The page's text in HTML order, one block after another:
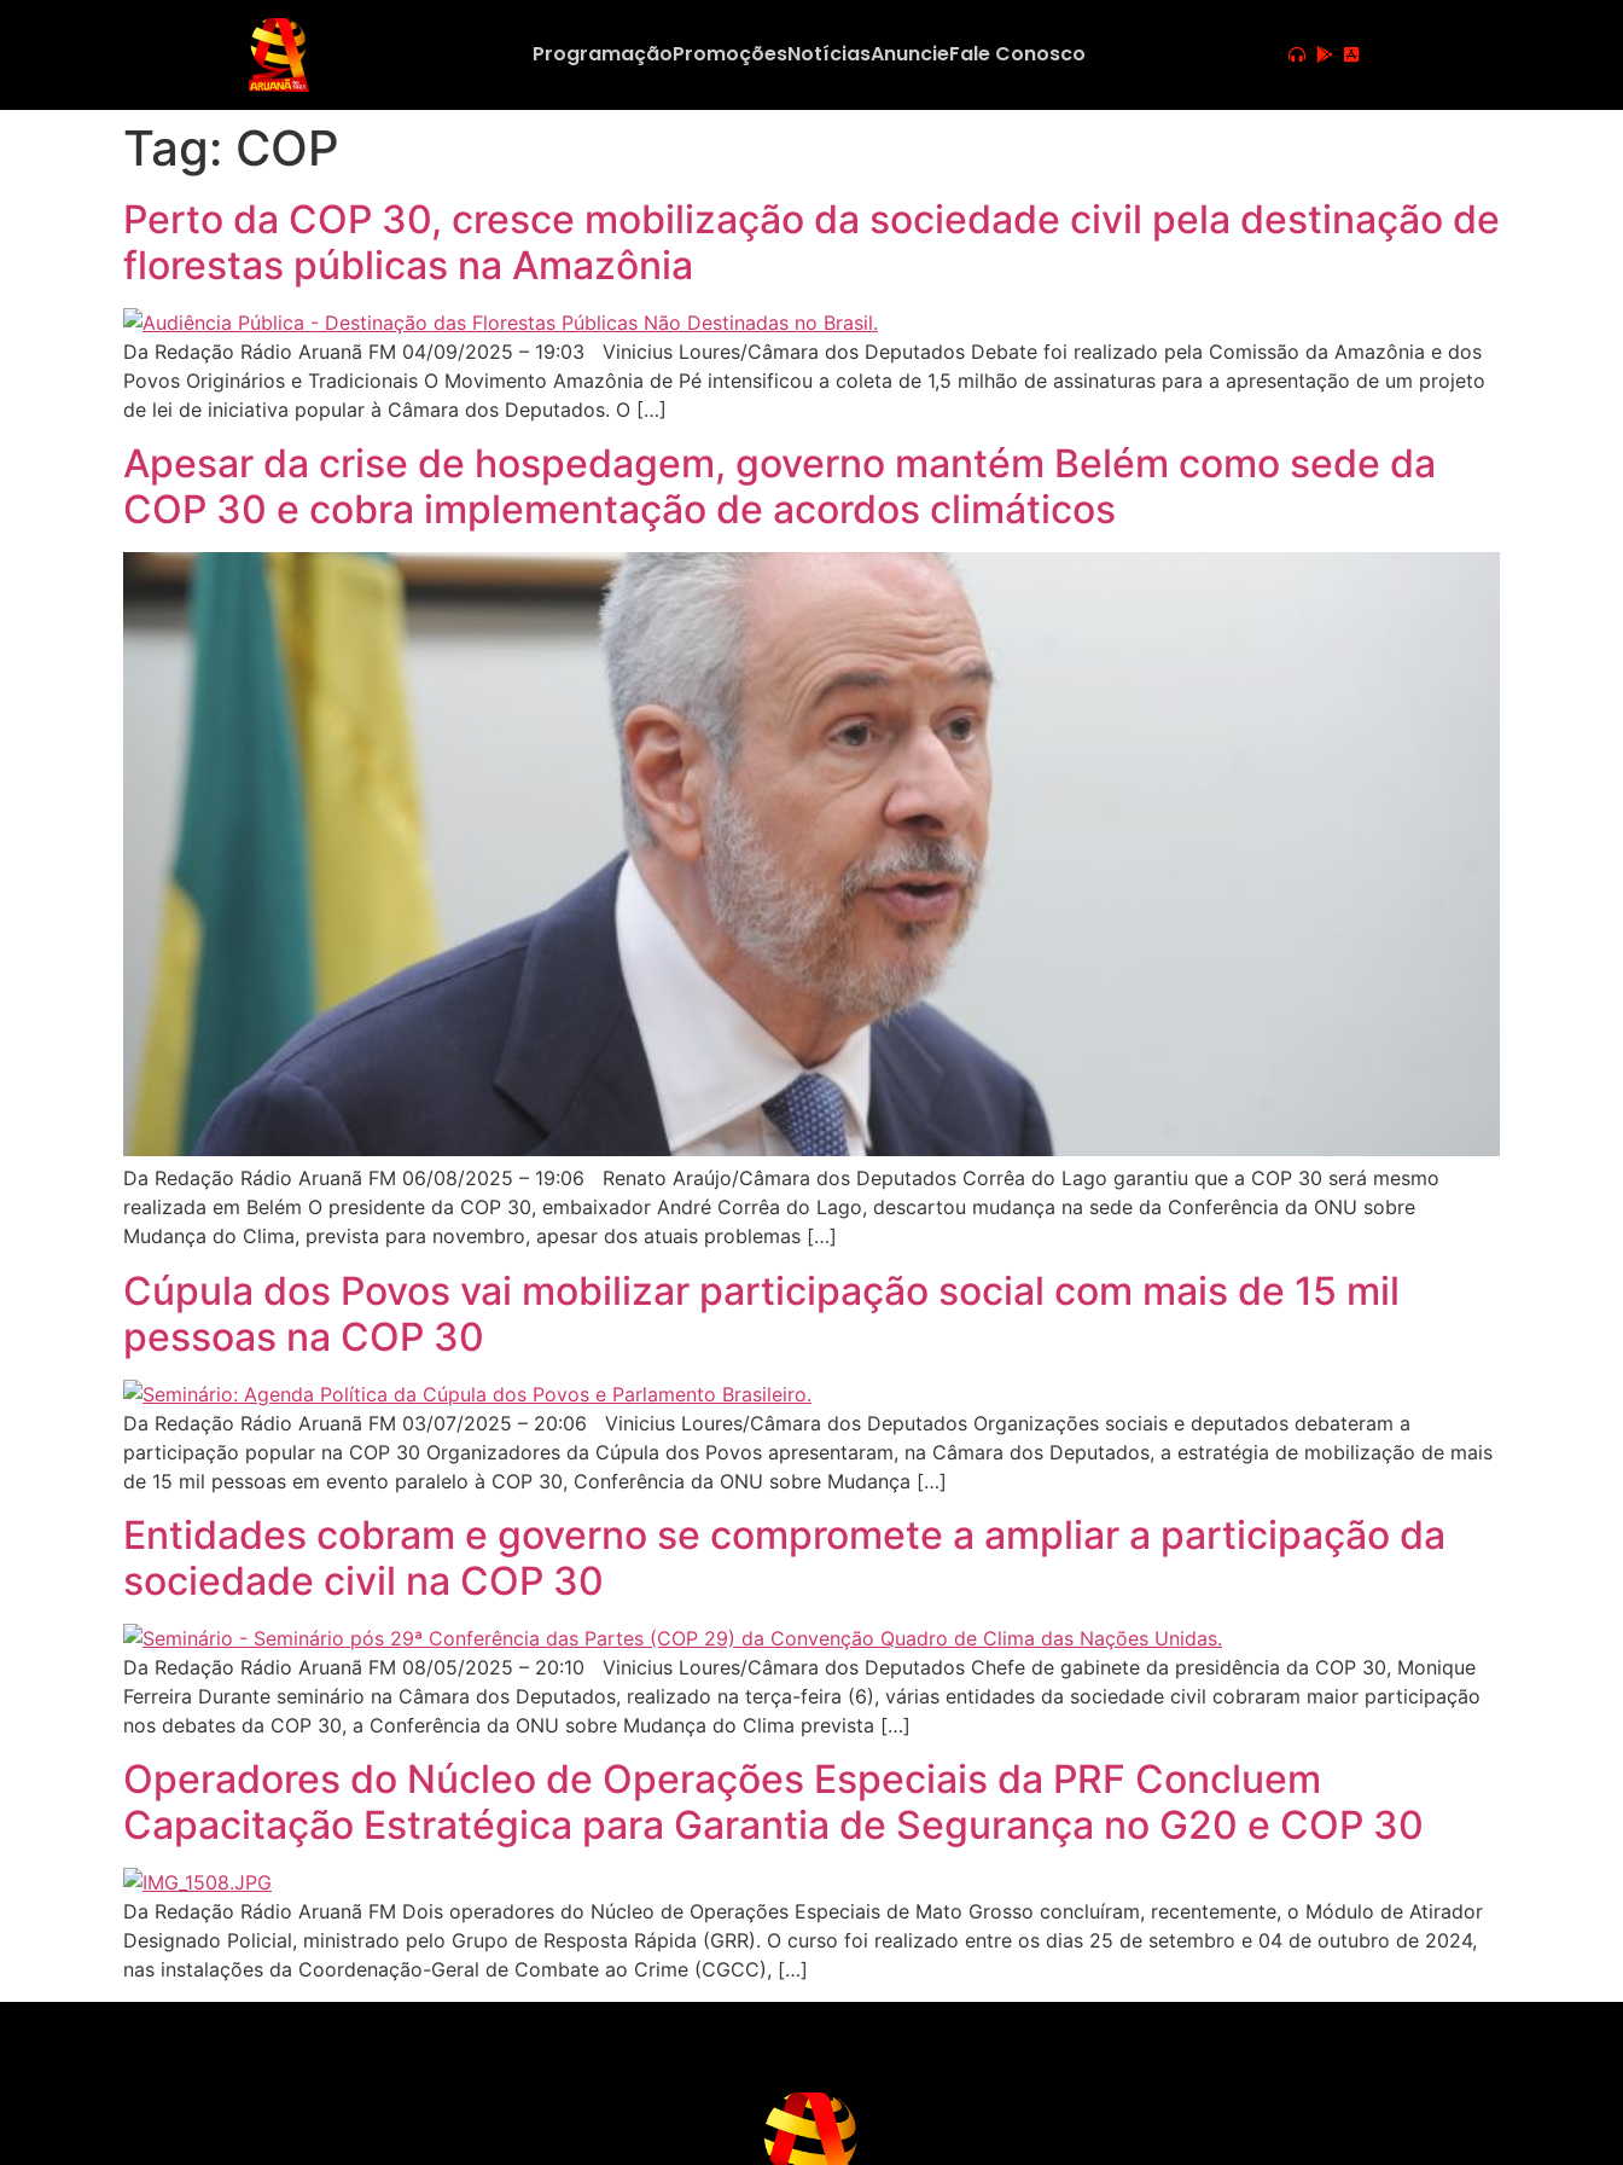
ProgramaçãoPromoçõesNotíciasAnuncieFale Conosco
Tag: COP
Perto da COP 30, cresce mobilização da sociedade civil pela destinação de
florestas públicas na Amazônia
Da Redação Rádio Aruanã FM 04/09/2025 – 19:03 Vinicius Loures/Câmara dos Deputados Debate foi realizado pela Comissão da Amazônia e dos
Povos Originários e Tradicionais O Movimento Amazônia de Pé intensificou a coleta de 1,5 milhão de assinaturas para a apresentação de um projeto
de lei de iniciativa popular à Câmara dos Deputados. O […]
Apesar da crise de hospedagem, governo mantém Belém como sede da
COP 30 e cobra implementação de acordos climáticos
Da Redação Rádio Aruanã FM 06/08/2025 – 19:06 Renato Araújo/Câmara dos Deputados Corrêa do Lago garantiu que a COP 30 será mesmo
realizada em Belém O presidente da COP 30, embaixador André Corrêa do Lago, descartou mudança na sede da Conferência da ONU sobre
Mudança do Clima, prevista para novembro, apesar dos atuais problemas […]
Cúpula dos Povos vai mobilizar participação social com mais de 15 mil
pessoas na COP 30
Da Redação Rádio Aruanã FM 03/07/2025 – 20:06 Vinicius Loures/Câmara dos Deputados Organizações sociais e deputados debateram a
participação popular na COP 30 Organizadores da Cúpula dos Povos apresentaram, na Câmara dos Deputados, a estratégia de mobilização de mais
de 15 mil pessoas em evento paralelo à COP 30, Conferência da ONU sobre Mudança […]
Entidades cobram e governo se compromete a ampliar a participação da
sociedade civil na COP 30
Da Redação Rádio Aruanã FM 08/05/2025 – 20:10 Vinicius Loures/Câmara dos Deputados Chefe de gabinete da presidência da COP 30, Monique
Ferreira Durante seminário na Câmara dos Deputados, realizado na terça-feira (6), várias entidades da sociedade civil cobraram maior participação
nos debates da COP 30, a Conferência da ONU sobre Mudança do Clima prevista […]
Operadores do Núcleo de Operações Especiais da PRF Concluem
Capacitação Estratégica para Garantia de Segurança no G20 e COP 30
Da Redação Rádio Aruanã FM Dois operadores do Núcleo de Operações Especiais de Mato Grosso concluíram, recentemente, o Módulo de Atirador
Designado Policial, ministrado pelo Grupo de Resposta Rápida (GRR). O curso foi realizado entre os dias 25 de setembro e 04 de outubro de 2024,
nas instalações da Coordenação-Geral de Combate ao Crime (CGCC), […]